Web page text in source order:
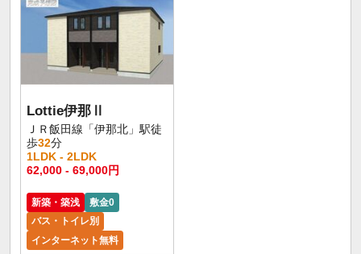
Lottie伊那Ⅱ
ＪＲ飯田線「伊那北」駅徒
歩32分
1LDK - 2LDK
62,000 - 69,000円
新築・築浅
敷金0
バス・トイレ別
インターネット無料